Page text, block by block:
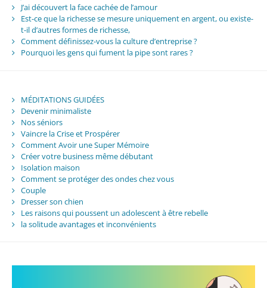
J’ai découvert la face cachée de l’amour
Est-ce que la richesse se mesure uniquement en argent, ou existe-
t-il d’autres formes de richesse,
Comment définissez-vous la culture d’entreprise ?
Pourquoi les gens qui fument la pipe sont rares ?
MÉDITATIONS GUIDÉES
Devenir minimaliste
Nos séniors
Vaincre la Crise et Prospérer
Comment Avoir une Super Mémoire
Créer votre business même débutant
Isolation maison
Comment se protéger des ondes chez vous
Couple
Dresser son chien
Les raisons qui poussent un adolescent à être rebelle
la solitude avantages et inconvénients